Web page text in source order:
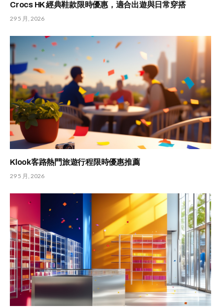
Crocs HK 經典鞋款限時優惠，適合出遊與日常穿搭
29 5 月, 2026
Klook客路熱門旅遊行程限時優惠推薦
29 5 月, 2026